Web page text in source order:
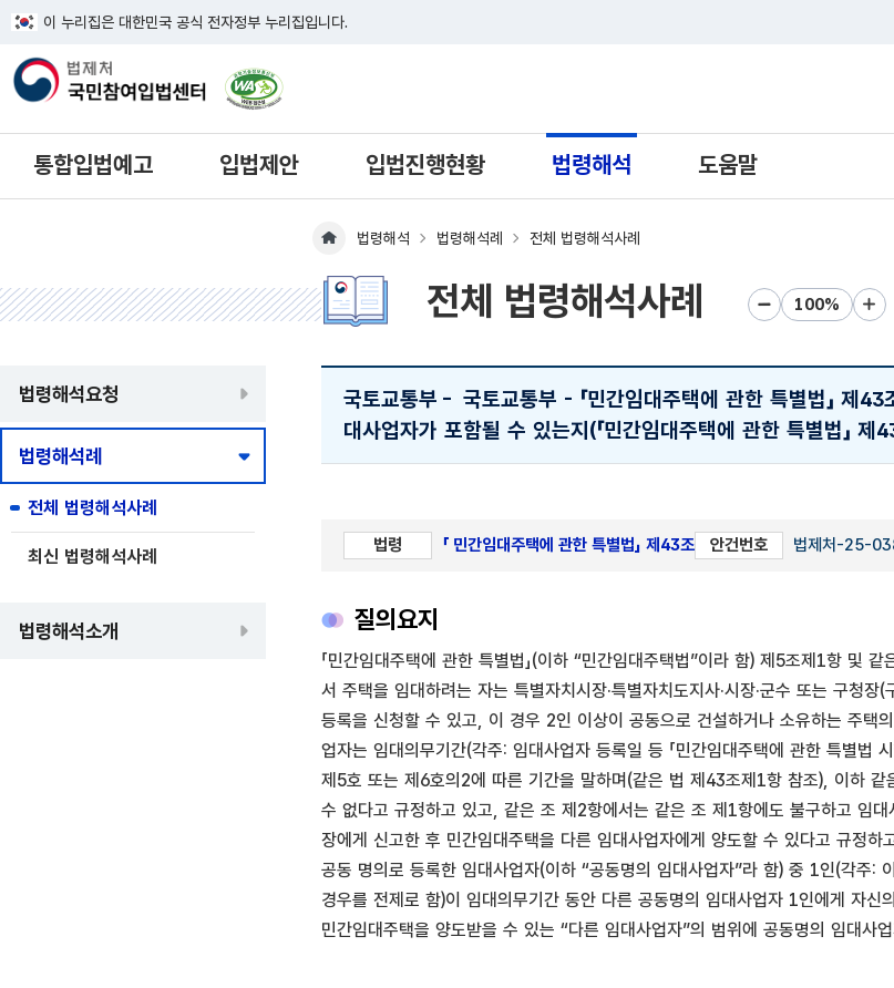
이 누리집은 대한민국 공식 전자정부 누리집입니다.
한국웹접근성인증평가원 웹접근성 사이트 새창열림으로 이동
통합입법예고 입법제안 입법진행현황 법령해석 도움말
법령해석요청
법령해석례
전체 법령해석사례
최신 법령해석사례
법령해석소개
메인페이지 이동
법령해석 법령해석례 전체 법령해석사례
전체 법령해석사례 화면크기 축소
화면크기
화
국토교통부 - 국토교통부 - 「민간임대주택에 관한 특별법」 제
대사업자가 포함될 수 있는지(「민간임대주택에 관한 특별법」 제
법령 「 민간임대주택에 관한 특별법」 제43조 안건번호 법제처-25-
질의요지
「민간임대주택에 관한 특별법」(이하 “민간임대주택법”이라 함) 제5조제1항 및
서 주택을 임대하려는 자는 특별자치시장·특별자치도지사·시장·군수 또는 구청
등록을 신청할 수 있고, 이 경우 2인 이상이 공동으로 건설하거나 소유하는 주
업자는 임대의무기간(각주: 임대사업자 등록일 등 「민간임대주택에 관한 특별법
제5호 또는 제6호의2에 따른 기간을 말하며(같은 법 제43조제1항 참조), 이하
수 없다고 규정하고 있고, 같은 조 제2항에서는 같은 조 제1항에도 불구하고 임
장에게 신고한 후 민간임대주택을 다른 임대사업자에게 양도할 수 있다고 규정하
공동 명의로 등록한 임대사업자(이하 “공동명의 임대사업자”라 함) 중 1인(각주
경우를 전제로 함)이 임대의무기간 동안 다른 공동명의 임대사업자 1인에게 자
민간임대주택을 양도받을 수 있는 “다른 임대사업자”의 범위에 공동명의 임대사